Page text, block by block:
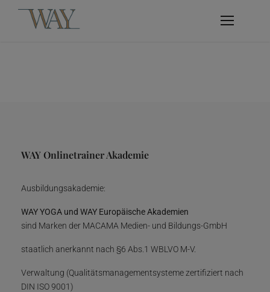
WAY Onlinetrainer Akademie
Ausbildungsakademie:
WAY YOGA und WAY Europäische Akademien
sind Marken der MACAMA Medien- und Bildungs-GmbH
staatlich anerkannt nach §6 Abs.1 WBLVO M-V.
Verwaltung (Qualitätsmanagementsysteme zertifiziert nach
DIN ISO 9001)